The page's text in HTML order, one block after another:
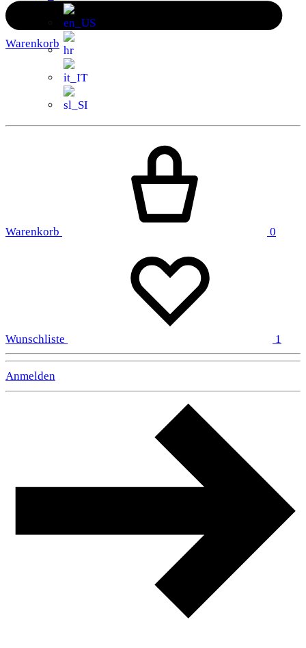
Warenkorb
Warenkorb 0
Wunschliste 1
Anmelden